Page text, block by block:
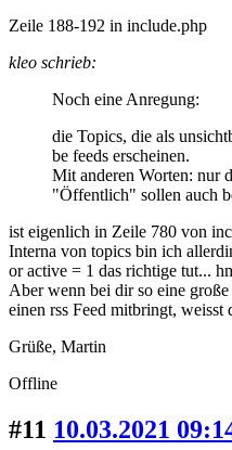
Zeile 188-192 in include.php
kleo schrieb:
Noch eine Anregung:
die Topics, die als
be feeds erscheinen.
Mit anderen Worten: nur
"Öffentlich" sollen auch
ist eigenlich in Zeile 780 von
Interna von topics bin ich
or active = 1 das richtige tut...
Aber wenn bei dir so eine
einen rss Feed mitbringt, weisst
Grüße, Martin
Offline
#11 10.03.2021